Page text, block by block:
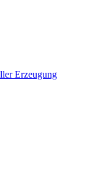
Erzeugung